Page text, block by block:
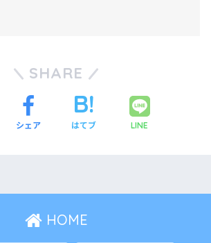
SHARE
シェア はてブ LINE
HOME